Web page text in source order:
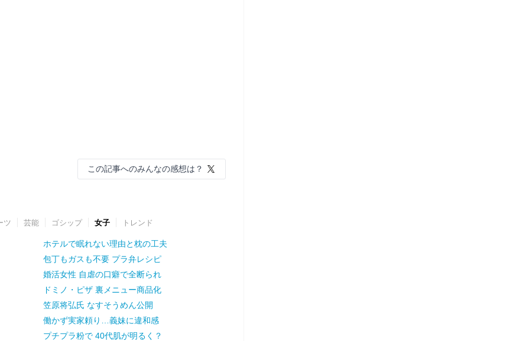
この記事へのみんなの感想は？
ツ 芸能 ゴシップ 女子 トレンド
ホテルで眠れない理由と枕の工夫
包丁もガスも不要 プラ弁レシピ
婚活女性 自虐の口癖で全断られ
ドミノ・ピザ 裏メニュー商品化
笠原将弘氏 なすそうめん公開
働かず実家頼り…義妹に違和感
プチプラ粉で 40代肌が明るく？